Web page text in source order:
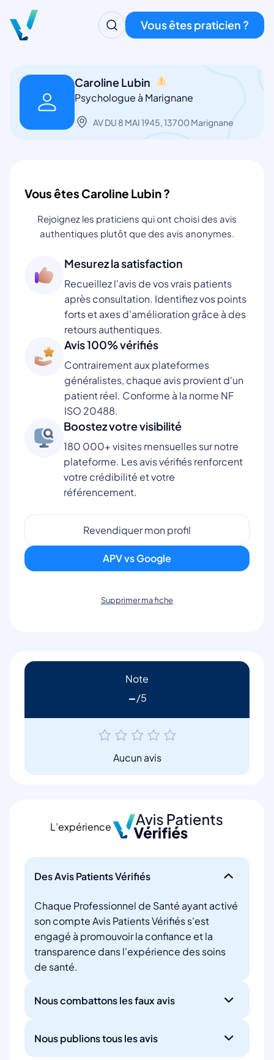
Vous êtes praticien ?
Caroline Lubin
Psychologue à Marignane
AV DU 8 MAI 1945, 13700 Marignane
Vous êtes Caroline Lubin ?
Rejoignez les praticiens qui ont choisi des avis
authentiques plutôt que des avis anonymes.
Mesurez la satisfaction
Recueillez l'avis de vos vrais patients
après consultation. Identifiez vos points
forts et axes d'amélioration grâce à des
retours authentiques.
Avis 100% vérifiés
Contrairement aux plateformes
généralistes, chaque avis provient d'un
patient réel. Conforme à la norme NF
ISO 20488.
Boostez votre visibilité
180 000+ visites mensuelles sur notre
plateforme. Les avis vérifiés renforcent
votre crédibilité et votre
référencement.
Revendiquer mon profil
APV vs Google
Supprimer ma fiche
Note
-
Aucun avis
L’expérience
Des Avis Patients Vérifiés
Chaque Professionnel de Santé ayant activé
son compte Avis Patients Vérifiés s'est
engagé à promouvoir la confiance et la
transparence dans l'expérience des soins
de santé.
Nous combattons les faux avis
Nous publions tous les avis